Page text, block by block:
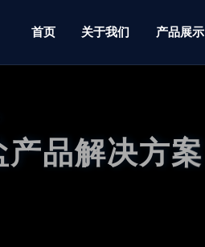
首页 关于我们 产品展示
品解决方案